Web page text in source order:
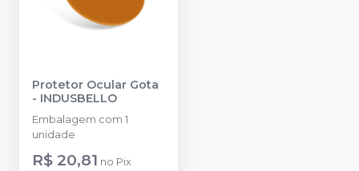
Protetor Ocular Gota
- INDUSBELLO
Embalagem com 1
unidade
R$ 20,81 no Pix